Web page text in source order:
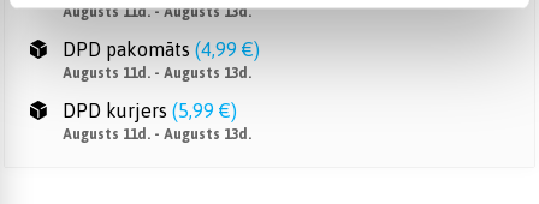
Augusts 11d. - Augusts 13d.
DPD pakomāts (4,99 €)
Augusts 11d. - Augusts 13d.
DPD kurjers (5,99 €)
Augusts 11d. - Augusts 13d.